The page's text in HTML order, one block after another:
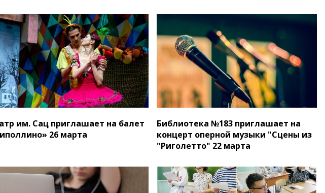
им. Сац приглашает на балет
26 марта
Библиотека №183 приглашает на
концерт оперной музыки "Сцены из
"Риголетто" 22 марта